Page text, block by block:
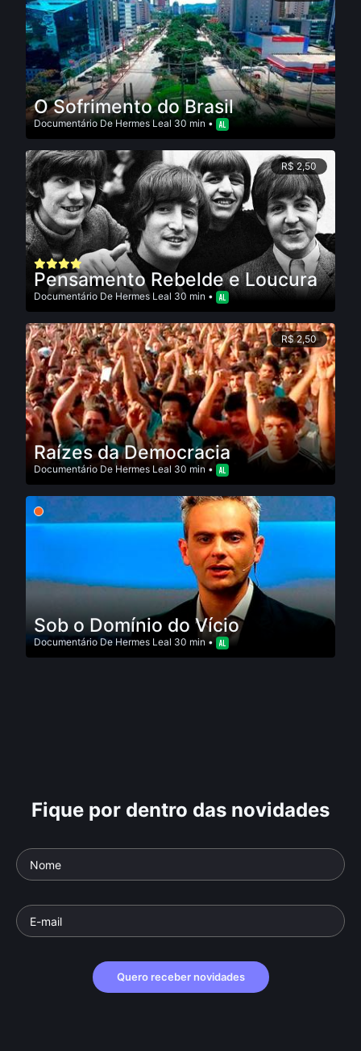
O Sofrimento do Brasil
Documentário De Hermes Leal 30 min •
R$ 2,50
Pensamento Rebelde e Loucura
Documentário DeHermes Leal 30 min •
R$ 2,50
Raízes da Democracia
Documentário DeHermes Leal 30 min •
Sob o Domínio do Vício
DocumentárioDe Hermes Leal 30 min •
Fique por dentro das novidades
Quero receber novidades